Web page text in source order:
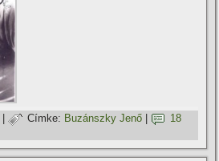
| Címke: Buzánszky Jenő
18